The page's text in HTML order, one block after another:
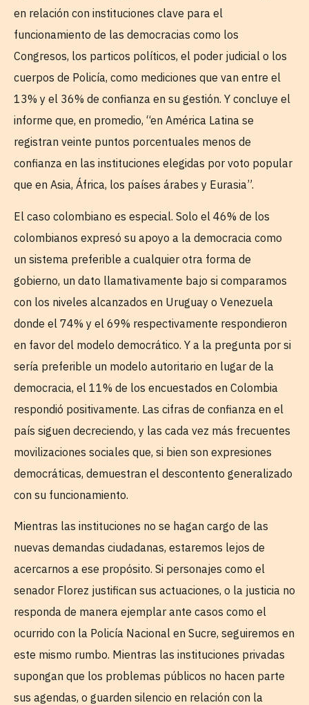
en relación con instituciones clave para el
funcionamiento de las democracias como los
Congresos, los particos políticos, el poder judicial o los
cuerpos de Policía, como mediciones que van entre el
13% y el 36% de confianza en su gestión. Y concluye el
informe que, en promedio, “en América Latina se
registran veinte puntos porcentuales menos de
confianza en las instituciones elegidas por voto popular
que en Asia, África, los países árabes y Eurasia”.
El caso colombiano es especial. Solo el 46% de los
colombianos expresó su apoyo a la democracia como
un sistema preferible a cualquier otra forma de
gobierno, un dato llamativamente bajo si comparamos
con los niveles alcanzados en Uruguay o Venezuela
donde el 74% y el 69% respectivamente respondieron
en favor del modelo democrático. Y a la pregunta por si
sería preferible un modelo autoritario en lugar de la
democracia, el 11% de los encuestados en Colombia
respondió positivamente. Las cifras de confianza en el
país siguen decreciendo, y las cada vez más frecuentes
movilizaciones sociales que, si bien son expresiones
democráticas, demuestran el descontento generalizado
con su funcionamiento.
Mientras las instituciones no se hagan cargo de las
nuevas demandas ciudadanas, estaremos lejos de
acercarnos a ese propósito. Si personajes como el
senador Florez justifican sus actuaciones, o la justicia no
responda de manera ejemplar ante casos como el
ocurrido con la Policía Nacional en Sucre, seguiremos en
este mismo rumbo. Mientras las instituciones privadas
supongan que los problemas públicos no hacen parte
sus agendas, o guarden silencio en relación con la